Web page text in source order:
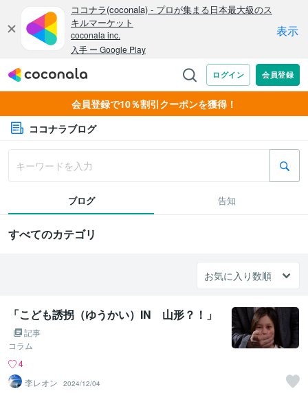
会員登録で10％割引クーポンを獲得！
ココナラブログ
ブログ 告知
すべてのカテゴリ
「こども誘拐（ゆうかい）IN 山形？！」
記事
コラム
4
李レオン
2024/12/04